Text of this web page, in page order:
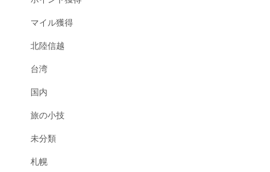
マイル獲得
北陸信越
台湾
国内
旅の小技
未分類
札幌